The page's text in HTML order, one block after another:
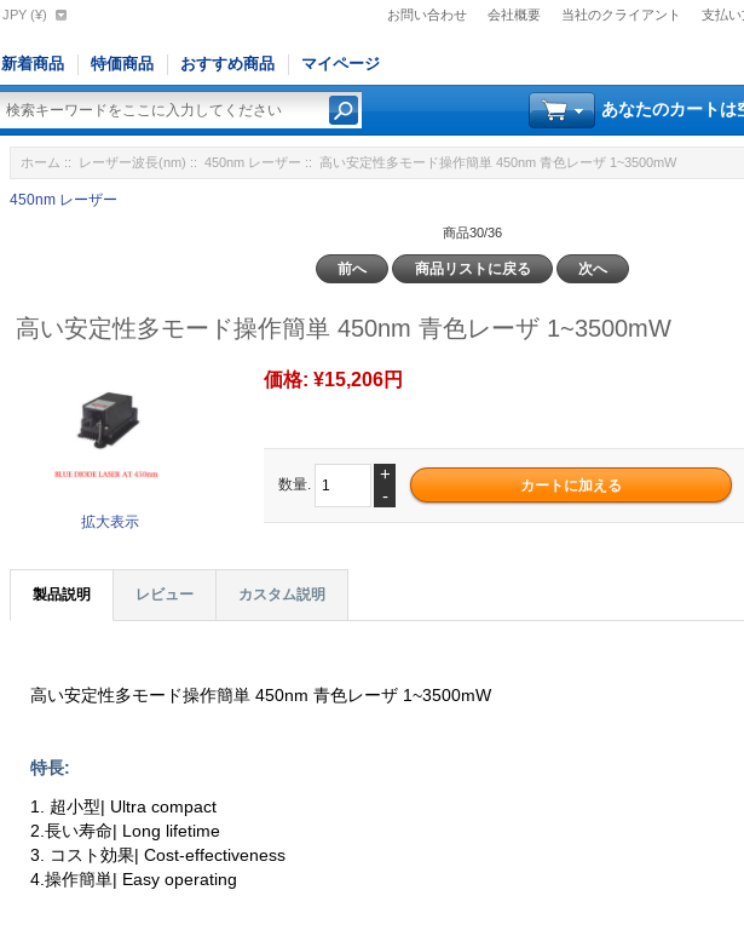
お問い合わせ 会社概要 当社のクライアント 支払い
JPY (¥)
新着商品 特価商品 おすすめ商品 マイページ
あなたのカートは
ホーム :: レーザー波長(nm) ::450nm レーザー :: 高い安定性多モード操作簡単 450nm 青色レーザ 1~3500mW
450nm レーザー
商品30/36
前へ 商品リストに戻る 次へ
高い安定性多モード操作簡単 450nm 青色レーザ 1~3500mW
拡大表示
価格:¥15,206円
数量.
+
-
製品説明 レビュー カスタム説明
高い安定性多モード操作簡単 450nm 青色レーザ 1~3500mW
特長:
1. 超小型| Ultra compact
2.長い寿命| Long lifetime
3. コスト効果| Cost-effectiveness
4.操作簡単| Easy operating